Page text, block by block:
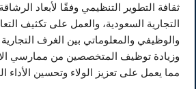
ثقافة التطوير التنظيمي وفقًا لأبعاد
التجارية السعودية، والعمل على تكثيف
والوظيفي والمعلوماتي بين الغرف
وزيادة توظيف المتخصصين من ممارسي
مما يعمل على تعزيز الولاء وتحسين الأداء